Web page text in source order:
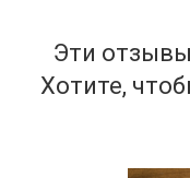
Эти
Хотите,